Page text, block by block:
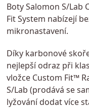
Boty Salomon S/Lab
Fit System nabízejí
mikronastavení.
Díky karbonové
nejlepší odraz při
vložce Custom Fit™
S/Lab (prodává se
lyžování dodat více